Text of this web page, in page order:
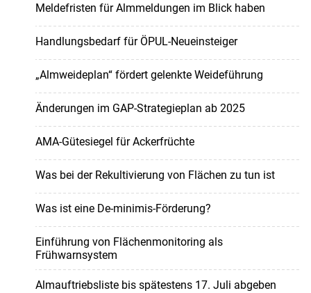
Meldefristen für Almmeldungen im Blick haben
Handlungsbedarf für ÖPUL-Neueinsteiger
„Almweideplan“ fördert gelenkte Weideführung
Änderungen im GAP-Strategieplan ab 2025
AMA-Gütesiegel für Ackerfrüchte
Was bei der Rekultivierung von Flächen zu tun ist
Was ist eine De-minimis-Förderung?
Einführung von Flächenmonitoring als
Frühwarnsystem
Almauftriebsliste bis spätestens 17. Juli abgeben